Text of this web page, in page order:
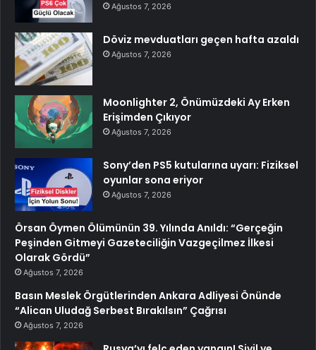
Ağustos 7, 2026
Döviz mevduatları geçen hafta azaldı
Ağustos 7, 2026
Moonlighter 2, Önümüzdeki Ay Erken
Erişimden Çıkıyor
Ağustos 7, 2026
Sony’den PS5 kutularına uyarı: Fiziksel
oyunlar sona eriyor
Ağustos 7, 2026
Örsan Öymen Ölümünün 39. Yılında Anıldı: “Gerçeğin
Peşinden Gitmeyi Gazeteciliğin Vazgeçilmez İlkesi
Olarak Gördü”
Ağustos 7, 2026
Basın Meslek Örgütlerinden Ankara Adliyesi Önünde
“Alican Uludağ Serbest Bırakılsın” Çağrısı
Ağustos 7, 2026